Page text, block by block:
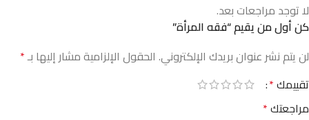
لا توجد مراجعات بعد.
كن أول من يقيم “فقه المرأة”
لن يتم نشر عنوان بريدك الإلكتروني. الحقول الإلزامية مشار إليها بـ*
تقييمك*
مراجعتك*